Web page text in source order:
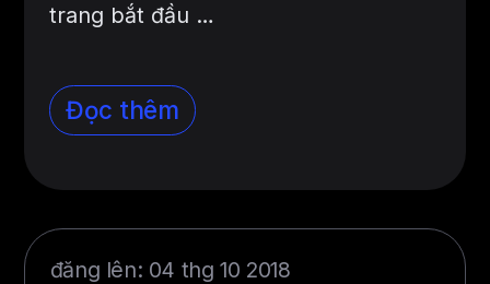
trang bắt đầu …
Đọc thêm
đăng lên: 04 thg 10 2018